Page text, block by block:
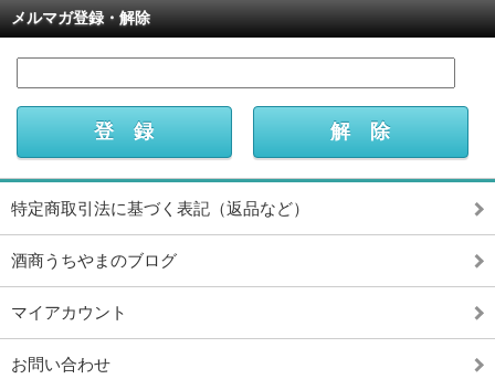
メルマガ登録・解除
特定商取引法に基づく表記（返品など）
酒商うちやまのブログ
マイアカウント
お問い合わせ